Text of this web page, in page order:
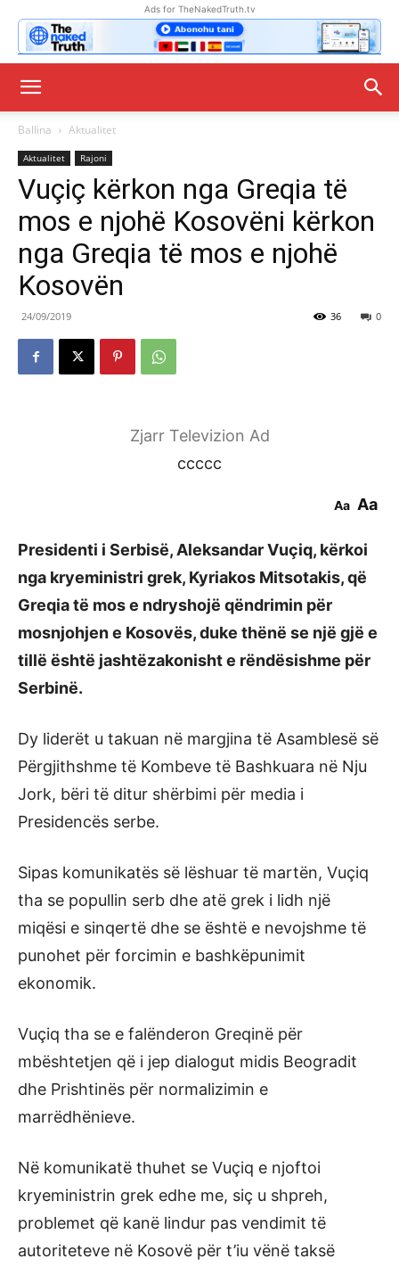
Ads for TheNakedTruth.tv
Ballina Aktualitet
Aktualitet Rajoni
Vuçiç kërkon nga Greqia të
mos e njohë Kosovëni kërkon
nga Greqia të mos e njohë
Kosovën
24/09/2019 0
36
Zjarr Televizion Ad
ccccc
Aa Aa
Presidenti i Serbisë, Aleksandar Vuçiq, kërkoi
nga kryeministri grek, Kyriakos Mitsotakis, që
Greqia të mos e ndryshojë qëndrimin për
mosnjohjen e Kosovës, duke thënë se një gjë e
tillë është jashtëzakonisht e rëndësishme për
Serbinë.
Dy liderët u takuan në margjina të Asamblesë së
Përgjithshme të Kombeve të Bashkuara në Nju
Jork, bëri të ditur shërbimi për media i
Presidencës serbe.
Sipas komunikatës së lëshuar të martën, Vuçiq
tha se popullin serb dhe atë grek i lidh një
miqësi e sinqertë dhe se është e nevojshme të
punohet për forcimin e bashkëpunimit
ekonomik.
Vuçiq tha se e falënderon Greqinë për
mbështetjen që i jep dialogut midis Beogradit
dhe Prishtinës për normalizimin e
marrëdhënieve.
Në komunikatë thuhet se Vuçiq e njoftoi
kryeministrin grek edhe me, siç u shpreh,
problemet që kanë lindur pas vendimit të
autoriteteve në Kosovë për t’iu vënë taksë